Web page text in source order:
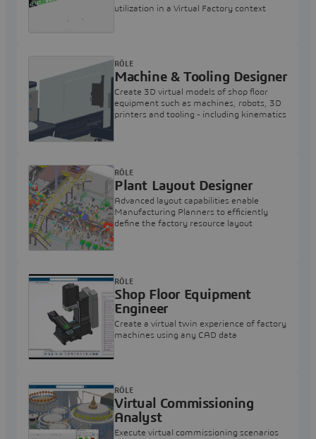
utilization in a Virtual Factory context
Machine & Tooling Designer
Create 3D virtual models of shop floor
equipment such as machines, robots, 3D
printers and tooling - including kinematics
RÔLE
Plant Layout Designer
Advanced layout capabilities enable
Manufacturing Planners to efficiently
define the factory resource layout
RÔLE
Shop Floor Equipment
Engineer
Create a virtual twin experience of factory
machines using any CAD data
RÔLE
Virtual Commissioning
Analyst
Execute virtual commissioning scenarios
RÔLE